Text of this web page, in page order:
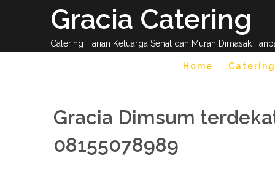
Gracia Catering
Catering Harian Keluarga Sehat dan Murah Dimasak
Home
Gracia Dimsum
08155078989